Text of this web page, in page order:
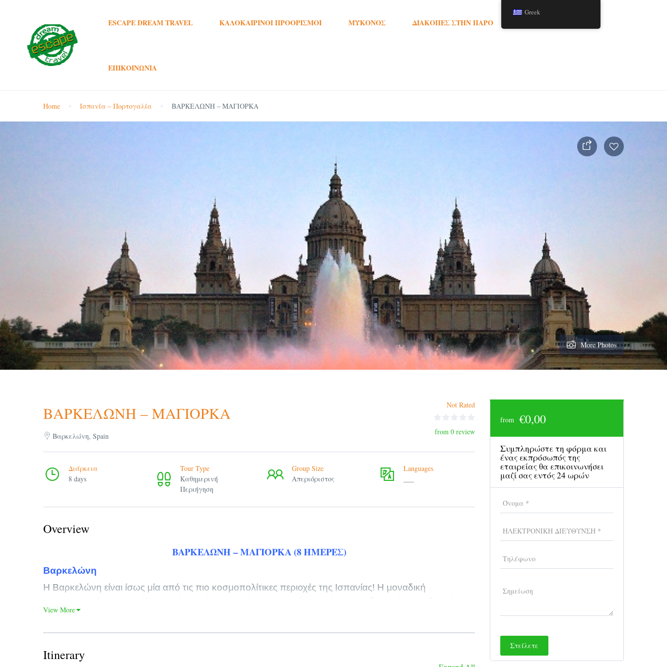
ESCAPE DREAM TRAVEL ΚΑΛΟΚΑΙΡΙΝΟΊ ΠΡΟΟΡΙΣΜΟΊ ΜΎΚΟΝΟΣ ΔΙΑΚΟΠΈΣ ΣΤΗΝ ΠΆΡΟ
ΕΠΙΚΟΙΝΩΝΊΑ
Home Ισπανία – Πορτογαλία ΒΑΡΚΕΛΩΝΗ – ΜΑΓΙΟΡΚΑ
More Photos
ΒΑΡΚΕΛΩΝΗ – ΜΑΓΙΟΡΚΑ
Βαρκελώνη, Spain
Not Rated
from 0 review
Διάρκεια
8 days
Tour Type
Καθημερινή
Περιήγηση
Group Size
Απεριόριστος
Languages
Overview
ΒΑΡΚΕΛΩΝΗ – ΜΑΓΙΟΡΚΑ (8 ΗΜΕΡΕΣ)
Βαρκελώνη
Η Βαρκελώνη είναι ίσως μία από τις πιο κοσμοπολίτικες περιοχές της Ισπανίας! Η μοναδική
του κόσμου την καθιστούν ως ένα στολίδι της Ισπανίας.
Φημίζεται αρκετά για την έντονη νυχτερινή ζωή της, τη γαστρονομία της αλλά και τις τέχνες της.
Ονόματα όπως ο Pablo Picasso, ο Salvador Dalí και Joan Miro είναι μερικά από αυτά, ωστόσο
View More
Itinerary
from €0,00
Συμπληρώστε τη φόρμα και
ένας εκπρόσωπός της
εταιρείας θα επικοινωνήσει
μαζί σας εντός 24 ωρών
Greek